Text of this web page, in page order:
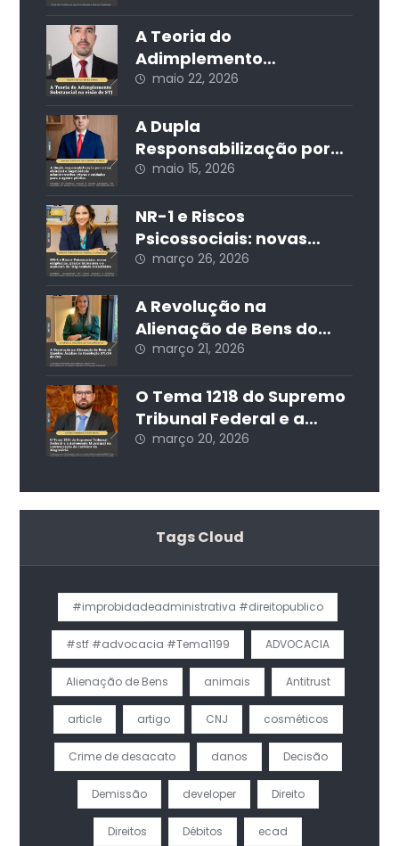
impactos jurídicos e
sociais
A Teoria do
Adimplemento
Substancial na visão do
STJ
maio 22, 2026
A Dupla
Responsabilização por
Crime Eleitoral e
Improbidade
Administrativa: Riscos e
Cuidados para o Agente
Público
maio 15, 2026
NR-1 e Riscos
Psicossociais: novas
exigências, prazos
iminentes e o aumento
da litigiosidade
trabalhista
março 26, 2026
A Revolução na
Alienação de Bens do
Espólio: Análise da
Resolução 571/24 do CNJ
março 21, 2026
O Tema 1218 do Supremo
Tribunal Federal e a
Autonomia Municipal na
março 20, 2026
Tags Cloud
#improbidadeadministrativa #direitopublico
#stf #advocacia #Tema1199 ADVOCACIA
Alienação de Bens animais Antitrust
article artigo CNJ cosméticos
Crime de desacato danos Decisão
Demissão developer Direito
Direitos Débitos ecad